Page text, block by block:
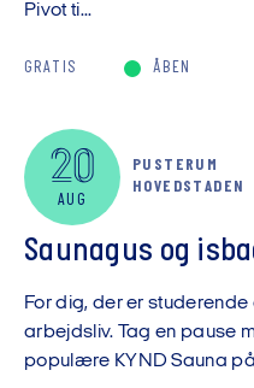
Pivot ti...
GRATIS ÅBEN
20
AUG
PUSTERUM
HOVEDSTADEN
Saunagus og
For dig, der er
arbejdsliv. Tag en pause
populære KYND Sauna